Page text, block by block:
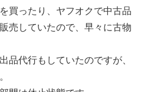
買ったり、ヤフオクで中古品
売していたので、早々に古物
代行もしていたのですが、